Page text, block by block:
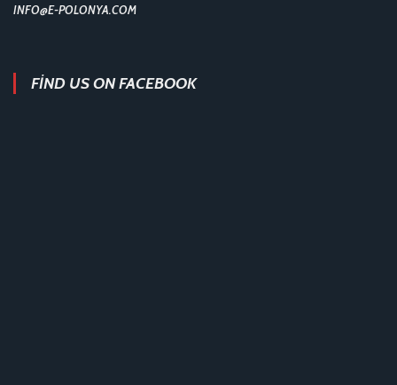
INFO@E-POLONYA.COM
FIND US ON FACEBOOK